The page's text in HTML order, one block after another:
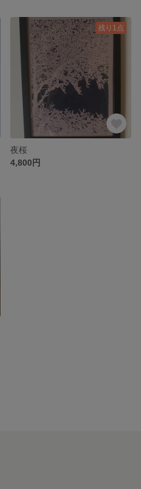
残り1点
夜桜
4,800円